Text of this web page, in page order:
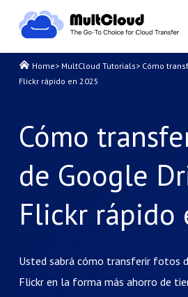
Home> MultCloud Tutorials> Cómo
Flickr rápido en 2025
Cómo
de Google
Flickr rápido
Usted sabrá cómo transferir fotos
Flickr en la forma más ahorro de